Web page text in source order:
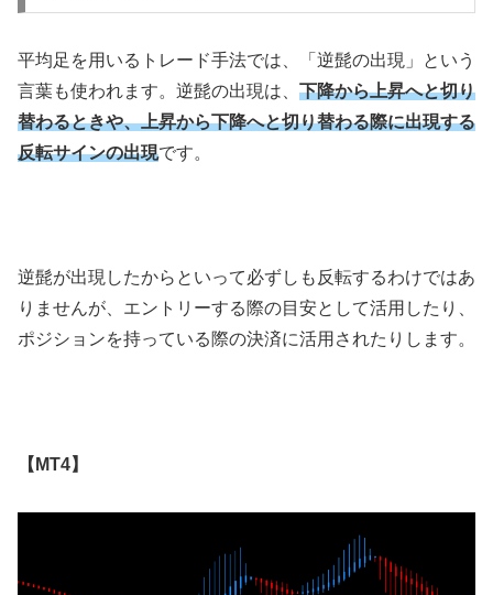
平均足を用いるトレード手法では、「逆髭の出現」という
言葉も使われます。逆髭の出現は、 下降から上昇へと切り
替わるときや、上昇から下降へと切り替わる際に出現する
反転サインの出現です。
逆髭が出現したからといって必ずしも反転するわけではあ
りませんが、エントリーする際の目安として活用したり、
ポジションを持っている際の決済に活用されたりします。
【MT4】